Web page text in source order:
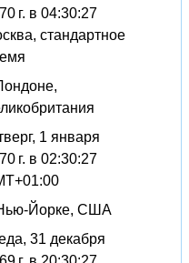
г. в 04:30:27
стандартное
1 января
г. в 02:30:27
Йорке, США
31 декабря